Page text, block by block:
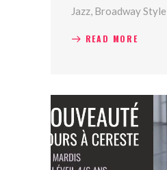
Jazz, Broadway Style
READ MORE